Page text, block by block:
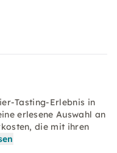
Tasting-Erlebnis in
erlesene Auswahl an
die mit ihren